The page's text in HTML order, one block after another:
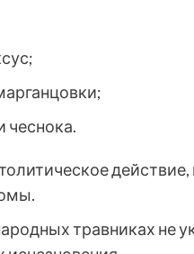
чеснока.
травниках не